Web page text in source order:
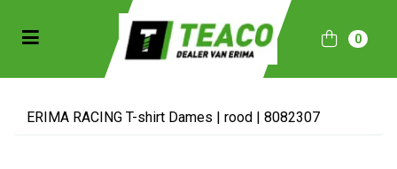
(Sportkleding)
(Collecties)
Toggle navigation 0
ERIMA RACING T-shirt Dames | rood | 8082307